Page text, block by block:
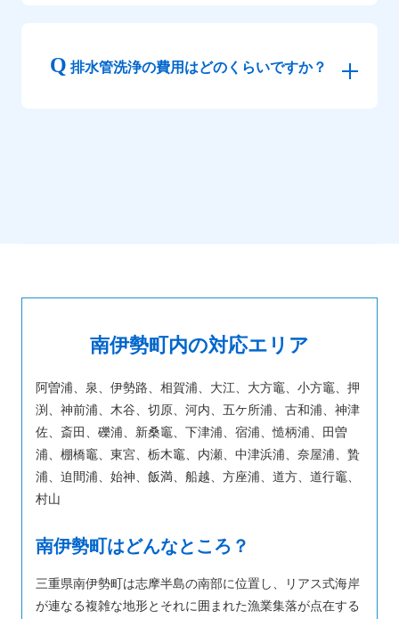
排水管洗浄の費用はどのくらいですか？
南伊勢町内の対応エリア
阿曽浦、泉、伊勢路、相賀浦、大江、大方竈、小方竈、押
渕、神前浦、木谷、切原、河内、五ケ所浦、古和浦、神津
佐、斎田、礫浦、新桑竈、下津浦、宿浦、慥柄浦、田曽
浦、棚橋竈、東宮、栃木竈、内瀬、中津浜浦、奈屋浦、贄
浦、迫間浦、始神、飯満、船越、方座浦、道方、道行竈、
村山
南伊勢町はどんなところ？
三重県南伊勢町は志摩半島の南部に位置し、リアス式海岸
が連なる複雑な地形とそれに囲まれた漁業集落が点在する